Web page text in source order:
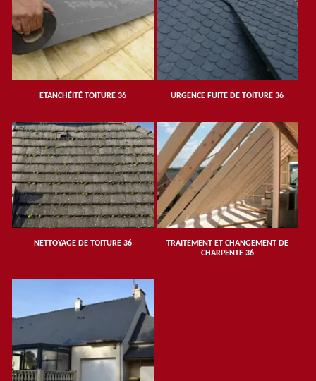
ETANCHÉITÉ TOITURE 36 URGENCE FUITE DE TOITURE 36
NETTOYAGE DE TOITURE 36
TRAITEMENT ET CHANGEMENT DE
CHARPENTE 36